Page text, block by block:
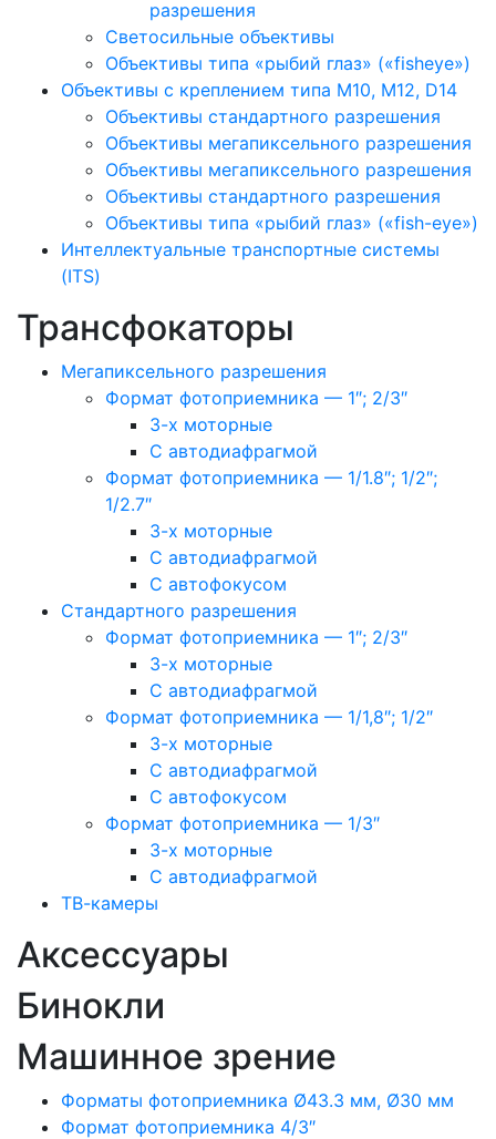
разрешения
Светосильные объективы
Объективы типа «рыбий глаз» («fisheye»)
Объективы с креплением типа M10, M12, D14
Объективы стандартного разрешения
Объективы мегапиксельного разрешения
Объективы мегапиксельного разрешения
Объективы стандартного разрешения
Объективы типа «рыбий глаз» («fish-eye»)
Интеллектуальные транспортные системы
(ITS)
Трансфокаторы
Мегапиксельного разрешения
Формат фотоприемника — 1″; 2/3″
3-х моторные
С автодиафрагмой
Формат фотоприемника — 1/1.8″; 1/2″;
1/2.7″
3-х моторные
С автодиафрагмой
С автофокусом
Стандартного разрешения
Формат фотоприемника — 1″; 2/3″
3-х моторные
С автодиафрагмой
Формат фотоприемника — 1/1,8″; 1/2″
3-х моторные
С автодиафрагмой
С автофокусом
Формат фотоприемника — 1/3″
3-х моторные
С автодиафрагмой
ТВ-камеры
Аксессуары
Бинокли
Машинное зрение
Форматы фотоприемника Ø43.3 мм, Ø30 мм
Формат фотоприемника 4/3″